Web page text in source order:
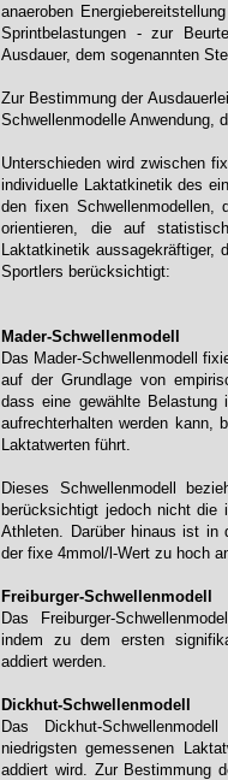
anaeroben
Sprintbelastungen - zur
Ausdauer, dem sogenannten
Zur Bestimmung der
Schwellenmodelle Anwendung,
Unterschieden wird zwischen
individuelle Laktatkinetik des
den fixen Schwellenmodellen,
orientieren, die auf
Laktatkinetik
Sportlers berücksichtigt:
Mader-Schwellenmodell
Das Mader-Schwellenmodell
auf der Grundlage von
dass eine gewählte
aufrechterhalten werden kann,
Laktatwerten führt.
Dieses Schwellenmodell
berücksichtigt jedoch nicht die
Athleten. Darüber hinaus ist in
der fixe 4mmol/l-Wert zu hoch
Freiburger-Schwellenmodell
Das Freiburger-
indem zu dem ersten
addiert werden.
Dickhut-Schwellenmodell
Das Dickhut-
niedrigsten gemessenen
addiert wird. Zur Bestimmung